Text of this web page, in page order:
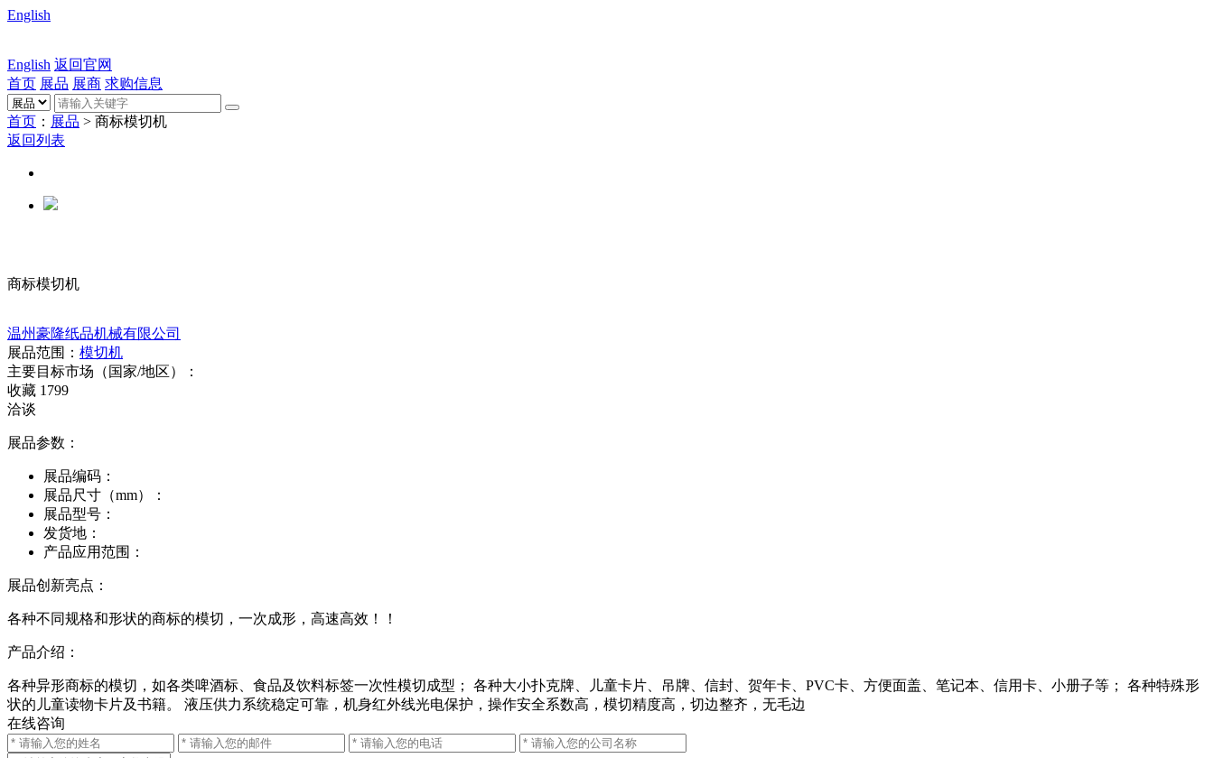
English
English 返回官网
首页 展品 展商 求购信息
首页 ： 展品 > 商标模切机
返回列表
商标模切机
温州豪隆纸品机械有限公司
展品范围： 模切机
主要目标市场（国家/地区）：
收藏 1799
洽谈
展品参数：
展品编码：
展品尺寸（mm）：
展品型号：
发货地：
产品应用范围：
展品创新亮点：
各种不同规格和形状的商标的模切，一次成形，高速高效！！
产品介绍：
各种异形商标的模切，如各类啤酒标、食品及饮料标签一次性模切成型； 各种大小扑克牌、儿童卡片、吊牌、信封、贺年卡、PVC卡、方便面盖、笔记本、信用卡、小册子等； 各种特殊形
状的儿童读物卡片及书籍。 液压供力系统稳定可靠，机身红外线光电保护，操作安全系数高，模切精度高，切边整齐，无毛边
在线咨询